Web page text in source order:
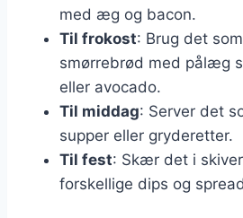
med æg og bacon.
Til frokost: Brug det
smørrebrød med pålæg
eller avocado.
Til middag: Server det
supper eller gryderetter.
Til fest: Skær det i
forskellige dips og